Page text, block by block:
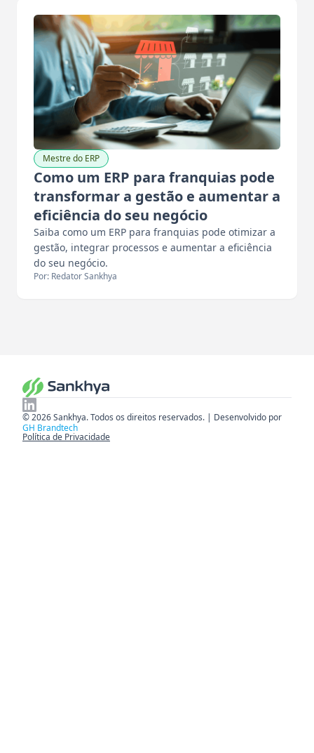
Mestre do ERP
Como um ERP para franquias pode
transformar a gestão e aumentar a
eficiência do seu negócio
Saiba como um ERP para franquias pode otimizar a
gestão, integrar processos e aumentar a eficiência
do seu negócio.
Por: Redator Sankhya
© 2026 Sankhya. Todos os direitos reservados. | Desenvolvido por
GH Brandtech
Política de Privacidade